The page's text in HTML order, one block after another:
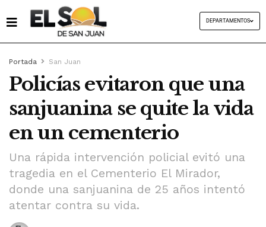
DEPARTAMENTOS
Portada San Juan
Policías evitaron que una
sanjuanina se quite la vida
en un cementerio
Una rápida intervención policial evitó una
tragedia en el Cementerio El Mirador,
donde una sanjuanina de 25 años intentó
atentar contra su vida.